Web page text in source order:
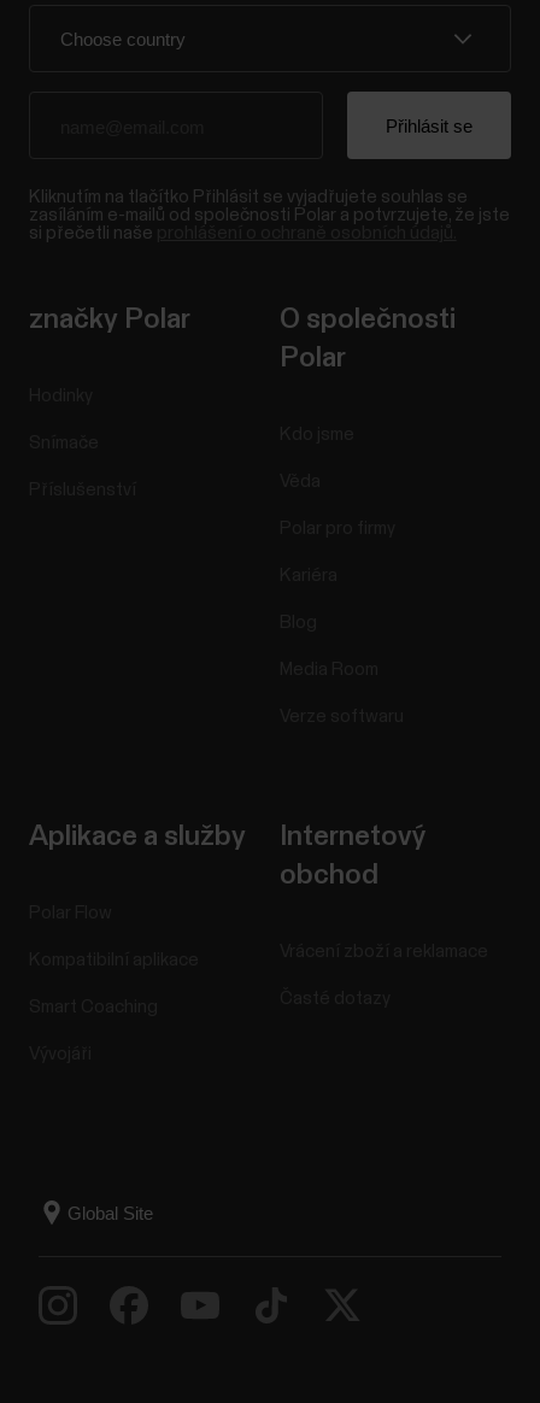
Kliknutím na tlačítko Přihlásit se vyjadřujete souhlas se
zasíláním e-mailů od společnosti Polar a potvrzujete, že jste
si přečetli naše
značky Polar
O společnosti
Polar
Aplikace a služby
Internetový
obchod